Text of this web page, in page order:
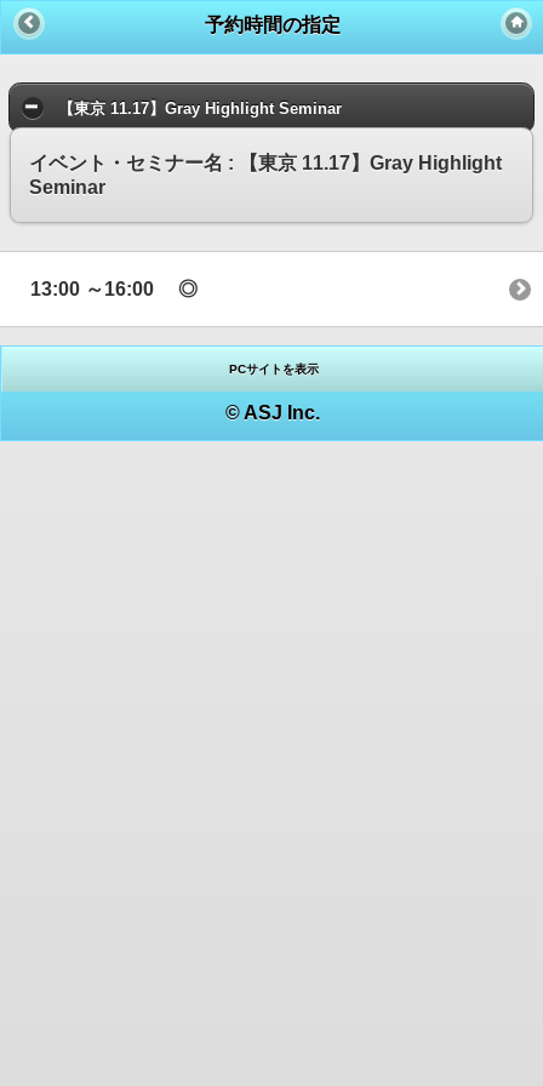
予約時間の指定
【東京 11.17】Gray Highlight Seminar
イベント・セミナー名 : 【東京 11.17】Gray Highlight
Seminar
13:00 ～16:00 ◎
PCサイトを表示
© ASJ Inc.